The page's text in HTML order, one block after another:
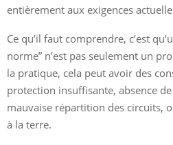
entièrement aux exigences
Ce qu’il faut comprendre, c’est
norme” n’est pas seulement un
la pratique, cela peut avoir des
protection insuffisante, absence
mauvaise répartition des circuits,
à la terre.